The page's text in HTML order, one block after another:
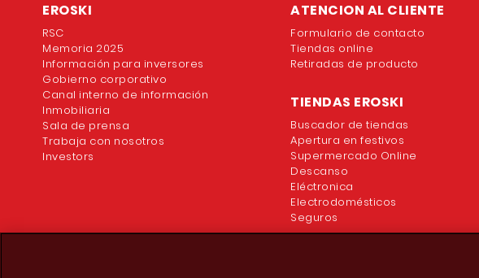
EROSKI
RSC
Memoria 2025
Información para inversores
Gobierno corporativo
Canal interno de información
Inmobiliaria
Sala de prensa
Trabaja con nosotros
Investors
ATENCION AL CLIENTE
Formulario de contacto
Tiendas online
Retiradas de producto
TIENDAS EROSKI
Buscador de tiendas
Apertura en festivos
Supermercado Online
Descanso
Eléctronica
Electrodomésticos
Seguros